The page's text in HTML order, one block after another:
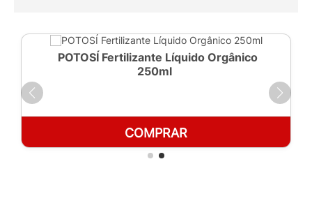
POTOSÍ Fertilizante Líquido Orgânico
250ml
COMPRAR